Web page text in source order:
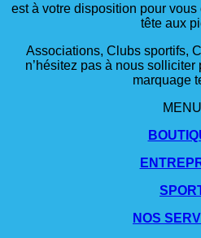
est à votre disposition pour
tête aux
Associations, Clubs sportifs,
n’hésitez pas à nous
marquage
MENU
NOS